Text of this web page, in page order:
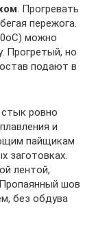
. Прогревать
пережога.
можно
Прогретый, но
подают в
ровно
и
пайщикам
заготовках.
лентой,
шов
без обдува